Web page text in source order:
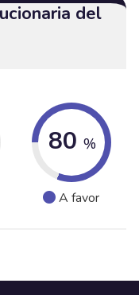
del
80 %
A favor